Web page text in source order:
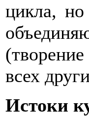
цикла,
всех
Истоки